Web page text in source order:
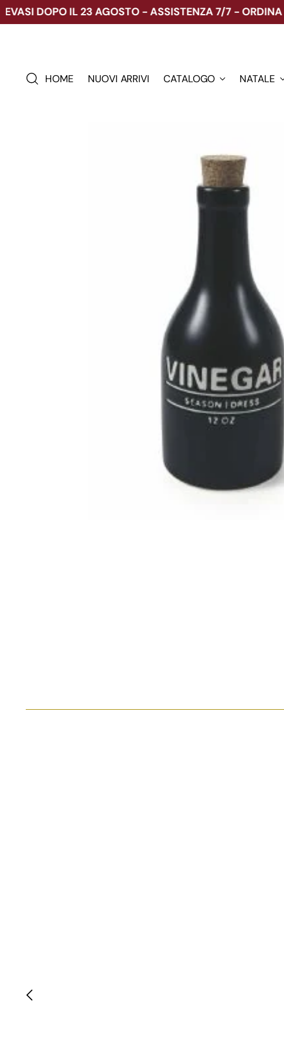
DOPO IL 23 AGOSTO - ASSISTENZA 7/7 - ORDINA ORA
HOME NUOVI ARRIVI CATALOGO NATALE